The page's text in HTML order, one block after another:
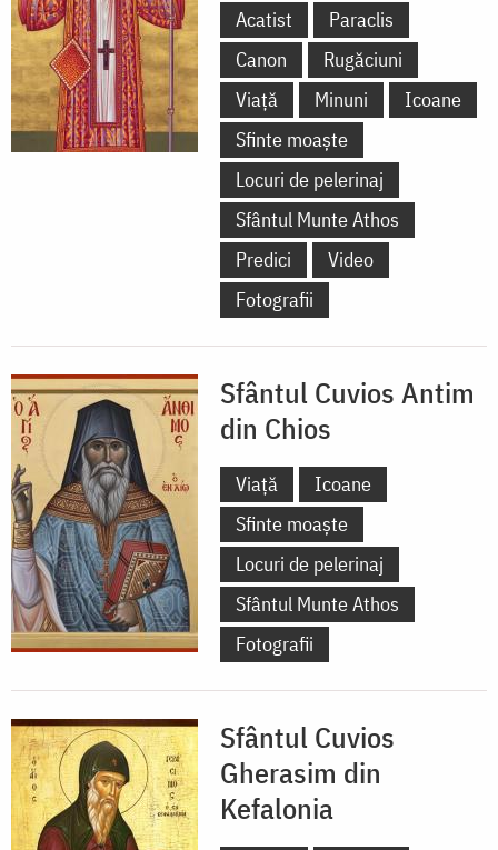
Acatist
Paraclis
Canon
Rugăciuni
Viață
Minuni
Icoane
Sfinte moaște
Locuri de pelerinaj
Sfântul Munte Athos
Predici
Video
Fotografii
Sfântul Cuvios Antim
din Chios
Viață
Icoane
Sfinte moaște
Locuri de pelerinaj
Sfântul Munte Athos
Fotografii
Sfântul Cuvios
Gherasim din
Kefalonia